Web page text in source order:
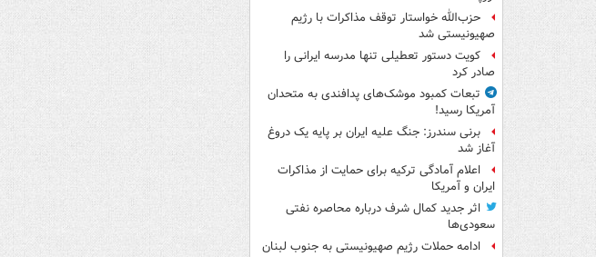
حزب‌الله خواستار توقف مذاکرات با رژیم
صهیونیستی شد
کویت دستور تعطیلی تنها مدرسه ایرانی را
صادر کرد
تبعات کمبود موشک‌های پدافندی به متحدان
آمریکا رسید!
برنی سندرز: جنگ علیه ایران بر پایه یک دروغ
آغاز شد
اعلام آمادگی ترکیه برای حمایت از مذاکرات
ایران و آمریکا
اثر جدید کمال شرف درباره محاصره نفتی
سعودی‌ها
ادامه حملات رژیم صهیونیستی به جنوب لبنان